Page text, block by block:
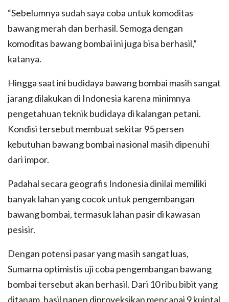
“Sebelumnya sudah saya coba untuk komoditas
bawang merah dan berhasil. Semoga dengan
komoditas bawang bombai ini juga bisa berhasil,”
katanya.
Hingga saat ini budidaya bawang bombai masih sangat
jarang dilakukan di Indonesia karena minimnya
pengetahuan teknik budidaya di kalangan petani.
Kondisi tersebut membuat sekitar 95 persen
kebutuhan bawang bombai nasional masih dipenuhi
dari impor.
Padahal secara geografis Indonesia dinilai memiliki
banyak lahan yang cocok untuk pengembangan
bawang bombai, termasuk lahan pasir di kawasan
pesisir.
Dengan potensi pasar yang masih sangat luas,
Sumarna optimistis uji coba pengembangan bawang
bombai tersebut akan berhasil. Dari 10 ribu bibit yang
ditanam, hasil panen diproyeksikan mencapai 9 kuintal